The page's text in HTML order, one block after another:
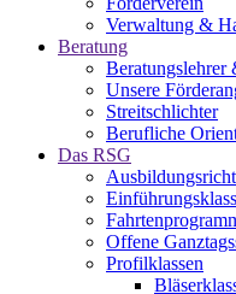
Verwaltung &
Beratung
Beratungslehrer
Unsere
Streitschlichter
Berufliche
Das RSG
Offene
Profilklassen